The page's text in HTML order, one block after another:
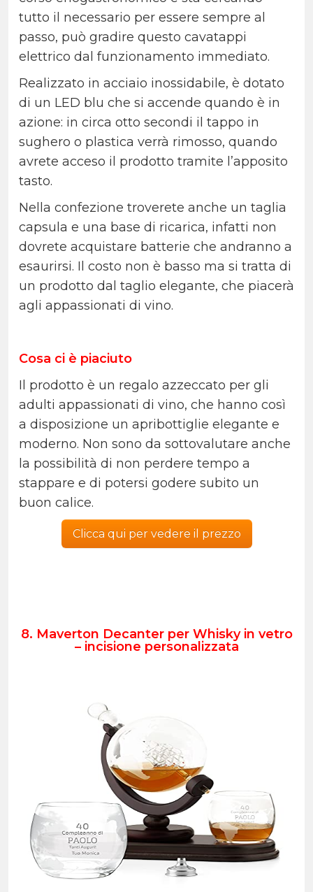
tutto il necessario per essere sempre al
passo, può gradire questo cavatappi
elettrico dal funzionamento immediato.
Realizzato in acciaio inossidabile, è dotato
di un LED blu che si accende quando è in
azione: in circa otto secondi il tappo in
sughero o plastica verrà rimosso, quando
avrete acceso il prodotto tramite l’apposito
tasto.
Nella confezione troverete anche un taglia
capsula e una base di ricarica, infatti non
dovrete acquistare batterie che andranno a
esaurirsi. Il costo non è basso ma si tratta di
un prodotto dal taglio elegante, che piacerà
agli appassionati di vino.
Cosa ci è piaciuto
Il prodotto è un regalo azzeccato per gli
adulti appassionati di vino, che hanno così
a disposizione un apribottiglie elegante e
moderno. Non sono da sottovalutare anche
la possibilità di non perdere tempo a
stappare e di potersi godere subito un
buon calice.
Clicca qui per vedere il prezzo
8. Maverton Decanter per Whisky in vetro
– incisione personalizzata